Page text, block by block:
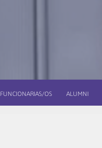
FUNCIONARIAS/OS ALUMNI